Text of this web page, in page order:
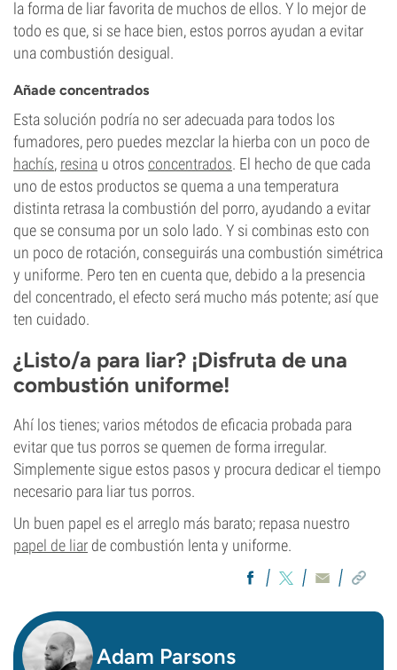
la forma de liar favorita de muchos de ellos. Y lo mejor de
todo es que, si se hace bien, estos porros ayudan a evitar
una combustión desigual.
Añade concentrados
Esta solución podría no ser adecuada para todos los
fumadores, pero puedes mezclar la hierba con un poco de
hachís, resina u otros concentrados. El hecho de que cada
uno de estos productos se quema a una temperatura
distinta retrasa la combustión del porro, ayudando a evitar
que se consuma por un solo lado. Y si combinas esto con
un poco de rotación, conseguirás una combustión simétrica
y uniforme. Pero ten en cuenta que, debido a la presencia
del concentrado, el efecto será mucho más potente; así que
ten cuidado.
¿Listo/a para liar? ¡Disfruta de una
combustión uniforme!
Ahí los tienes; varios métodos de eficacia probada para
evitar que tus porros se quemen de forma irregular.
Simplemente sigue estos pasos y procura dedicar el tiempo
necesario para liar tus porros.
Un buen papel es el arreglo más barato; repasa nuestro
papel de liar de combustión lenta y uniforme.
Adam Parsons